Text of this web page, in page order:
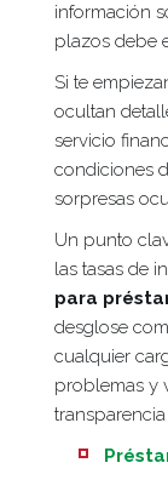
información
plazos debe
Si te
ocultan
servicio
condiciones
sorpresas
Un punto
las tasas de
para
desglose
cualquier
problemas y